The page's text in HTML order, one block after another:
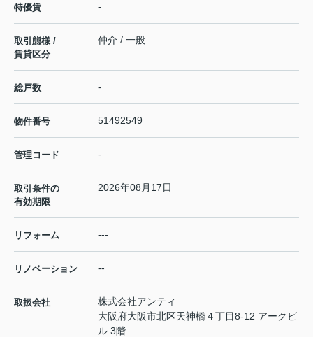
特優賃 -
取引態様 /
賃貸区分
仲介 / 一般
総戸数 -
物件番号 51492549
管理コード -
取引条件の
有効期限
2026年08月17日
リフォーム ---
リノベーション --
取扱会社
株式会社アンティ
大阪府大阪市北区天神橋４丁目8-12 アークビ
ル 3階